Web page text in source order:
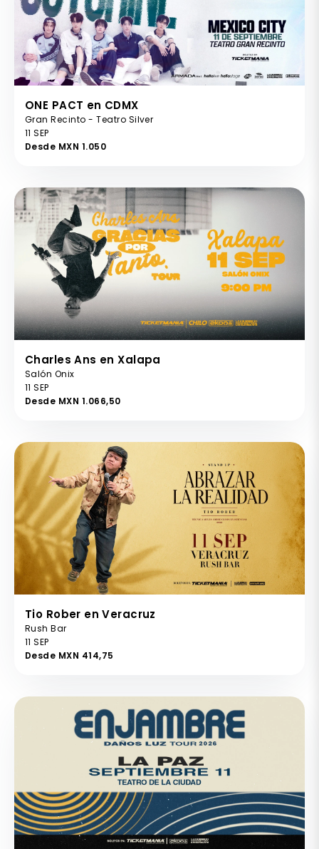
ONE PACT en CDMX
Gran Recinto - Teatro Silver
11 SEP
Desde MXN 1.050
Charles Ans en Xalapa
Salón Onix
11 SEP
Desde MXN 1.066,50
Tio Rober en Veracruz
Rush Bar
11 SEP
Desde MXN 414,75